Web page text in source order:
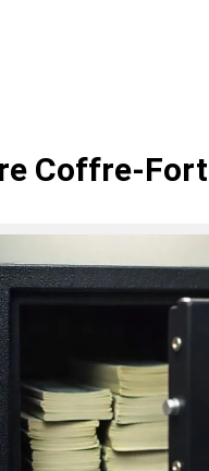
Coffre-